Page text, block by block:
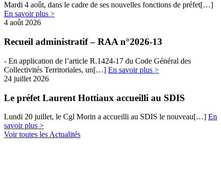
Mardi 4 août, dans le cadre de ses nouvelles fonctions de préfet[…]
En savoir plus >
4 août 2026
Recueil administratif – RAA n°2026-13
- En​​ application de l’article R.1424-17 du Code Général des
Collectivités Territoriales, un[…] En savoir plus >
24 juillet 2026
Le préfet Laurent Hottiaux accueilli au SDIS
Lundi 20 juillet, le Cgl Morin a accueilli au SDIS le nouveau[…] En
savoir plus >
Voir toutes les Actualités